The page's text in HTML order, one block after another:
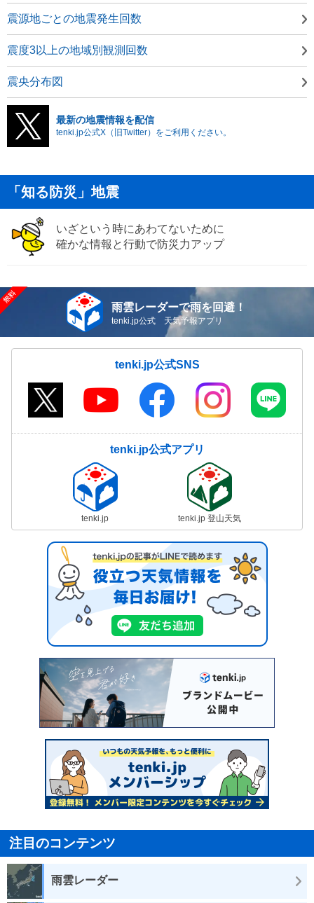
震源地ごとの地震発生回数
震度3以上の地域別観測回数
震央分布図
最新の地震情報を配信
tenki.jp公式X（旧Twitter）をご利用ください。
「知る防災」地震
いざという時にあわてないために
確かな情報と行動で防災力アップ
雨雲レーダーで雨を回避！
tenki.jp公式 天気予報アプリ
tenki.jp公式SNS
tenki.jp公式アプリ
tenki.jp tenki.jp 登山天気
注目のコンテンツ
雨雲レーダー